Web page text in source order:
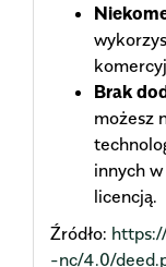
Brak
możesz
innych
licencją.
Źródło:
-nc/4.0/